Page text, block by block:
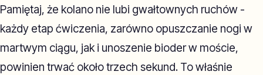
Pamiętaj, że kolano nie lubi gwałtownych ruchów -
każdy etap ćwiczenia, zarówno opuszczanie nogi w
martwym ciągu, jak i unoszenie bioder w moście,
powinien trwać około trzech sekund. To właśnie